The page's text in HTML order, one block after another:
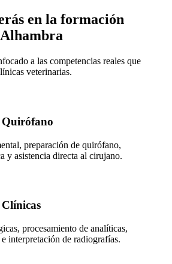
en la formación
a las competencias reales que
veterinarias.
Quirófano
preparación de quirófano,
y asistencia directa al cirujano.
procesamiento de analíticas,
interpretación de radiografías.